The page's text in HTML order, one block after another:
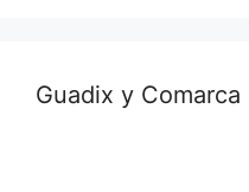
Guadix y